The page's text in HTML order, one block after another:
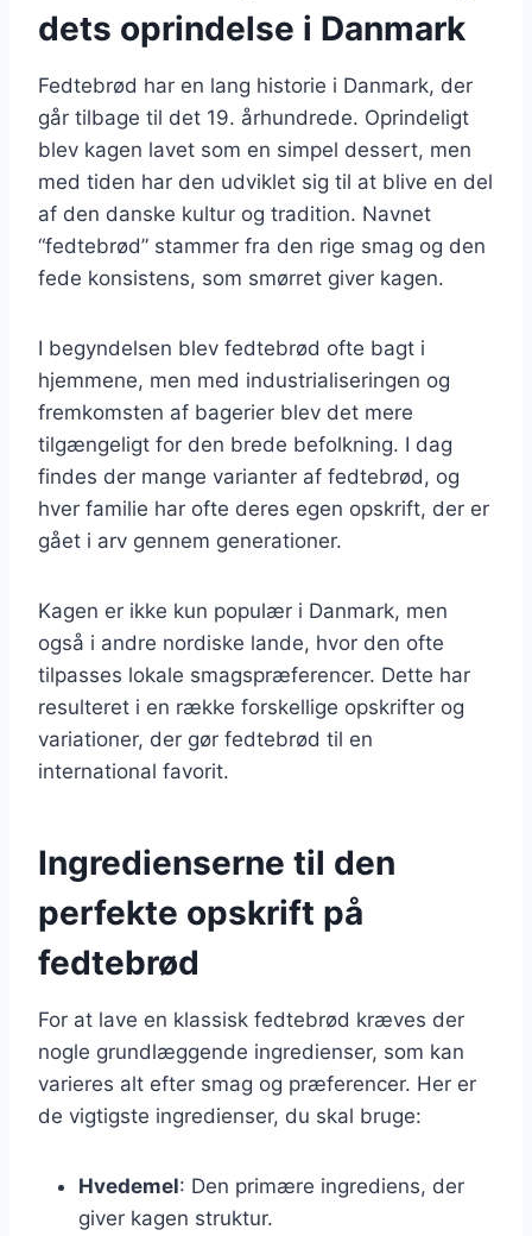
dets oprindelse i Danmark
Fedtebrød har en lang historie i Danmark, der
går tilbage til det 19. århundrede. Oprindeligt
blev kagen lavet som en simpel dessert, men
med tiden har den udviklet sig til at blive en del
af den danske kultur og tradition. Navnet
“fedtebrød” stammer fra den rige smag og den
fede konsistens, som smørret giver kagen.
I begyndelsen blev fedtebrød ofte bagt i
hjemmene, men med industrialiseringen og
fremkomsten af bagerier blev det mere
tilgængeligt for den brede befolkning. I dag
findes der mange varianter af fedtebrød, og
hver familie har ofte deres egen opskrift, der er
gået i arv gennem generationer.
Kagen er ikke kun populær i Danmark, men
også i andre nordiske lande, hvor den ofte
tilpasses lokale smagspræferencer. Dette har
resulteret i en række forskellige opskrifter og
variationer, der gør fedtebrød til en
international favorit.
Ingredienserne til den
perfekte opskrift på
fedtebrød
For at lave en klassisk fedtebrød kræves der
nogle grundlæggende ingredienser, som kan
varieres alt efter smag og præferencer. Her er
de vigtigste ingredienser, du skal bruge:
Hvedemel: Den primære ingrediens, der
giver kagen struktur.